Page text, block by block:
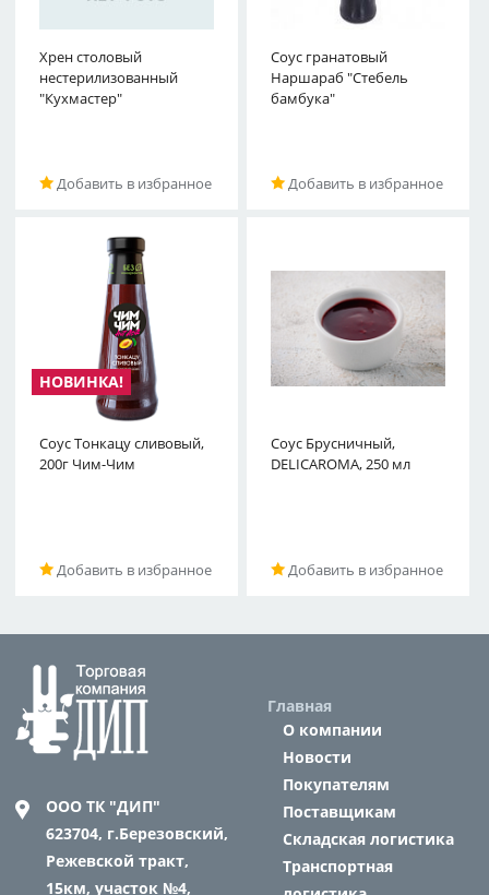
Хрен столовый
нестерилизованный
"Кухмастер"
Добавить в избранное
Соус гранатовый
Наршараб "Стебель
бамбука"
Добавить в избранное
Соус Тонкацу сливовый,
200г Чим-Чим
Добавить в избранное
Соус Брусничный,
DELICAROMA, 250 мл
Добавить в избранное
ООО ТК "ДИП"
623704, г.Березовский,
Режевской тракт,
15км, участок №4,
Главная
О компании
Новости
Покупателям
Поставщикам
Складская логистика
Транспортная